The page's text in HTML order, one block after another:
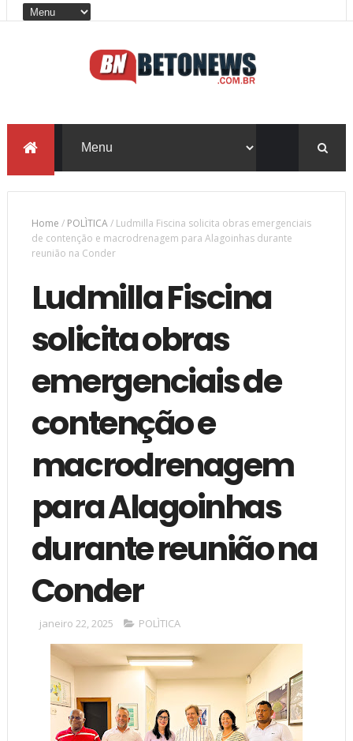
Home / POLÌTICA/ Ludmilla Fiscina solicita obras emergenciais
de contenção e macrodrenagem para Alagoinhas durante
reunião na Conder
Ludmilla Fiscina
solicita obras
emergenciais de
contenção e
macrodrenagem
para Alagoinhas
durante reunião na
Conder
janeiro 22, 2025 POLÌTICA